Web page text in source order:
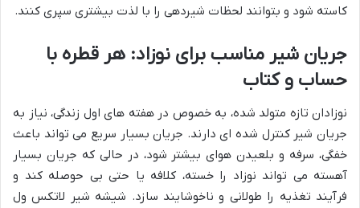
کاسته شود و بتوانند لحظات شیردهی را با لذت بیشتری سپری کنند.
جریان شیر مناسب برای نوزاد: هر قطره با
حساب و کتاب
نوزادان تازه متولد شده، به خصوص در هفته های اول زندگی، نیاز به
جریان شیر کنترل شده ای دارند. جریان بسیار سریع می تواند باعث
خفگی، سرفه و بلعیدن هوای بیشتر شود، در حالی که جریان بسیار
آهسته می تواند نوزاد را خسته، کلافه یا حتی بی حوصله کند و
فرآیند تغذیه را طولانی و ناخوشایند سازد. شیشه شیر لاتکس ول